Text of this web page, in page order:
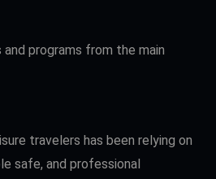
programs from the main
travelers has been relying on
safe, and professional